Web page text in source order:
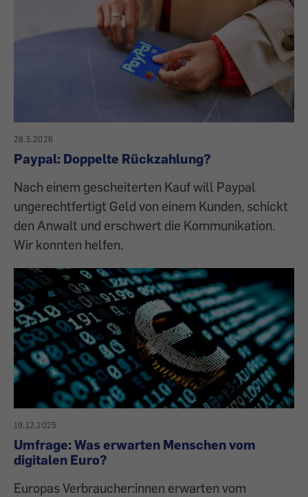
28.5.2026
Paypal: Doppelte Rückzahlung?
Nach einem gescheiterten Kauf will Paypal
ungerechtfertigt Geld von einem Kunden, schickt
den Anwalt und erschwert die Kommunikation.
Wir konnten helfen.
19.12.2025
Umfrage: Was erwarten Menschen vom
digitalen Euro?
Europas Verbraucher:innen erwarten vom